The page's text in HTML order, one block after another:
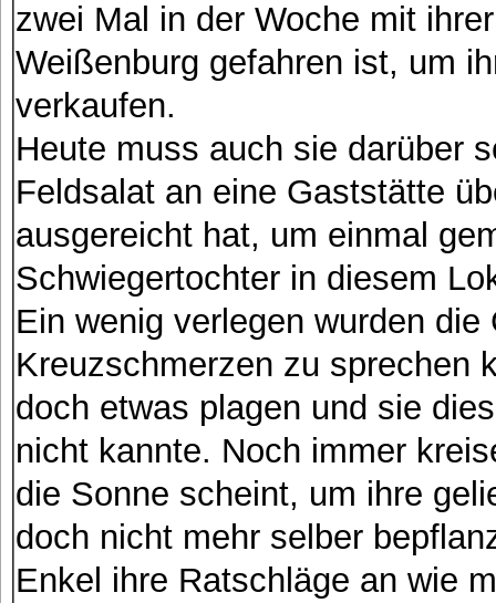
zwei Mal in der Woche mit
Weißenburg gefahren ist, um
verkaufen.
Heute muss auch sie darüber
Feldsalat an eine Gaststätte
ausgereicht hat, um einmal
Schwiegertochter in diesem
Ein wenig verlegen wurden
Kreuzschmerzen zu sprechen
doch etwas plagen und sie
nicht kannte. Noch immer
die Sonne scheint, um ihre
doch nicht mehr selber
Enkel ihre Ratschläge an wie